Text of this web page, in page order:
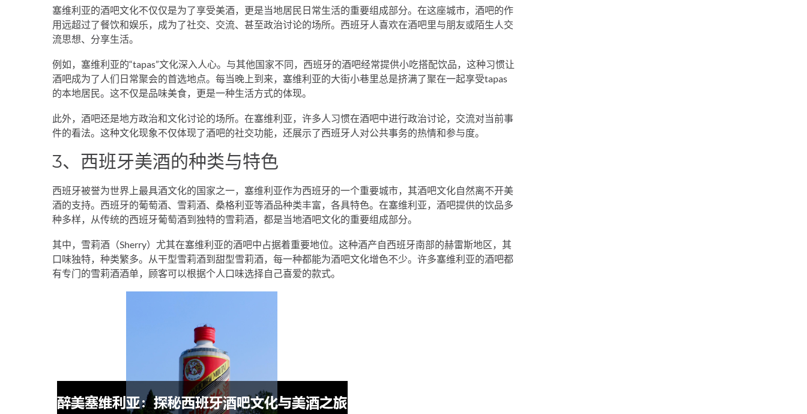
塞维利亚的酒吧文化不仅仅是为了享受美酒，更是当地居民日常生活的重要组成部分。在这座城市，酒吧的作
用远超过了餐饮和娱乐，成为了社交、交流、甚至政治讨论的场所。西班牙人喜欢在酒吧里与朋友或陌生人交
流思想、分享生活。
例如，塞维利亚的“tapas”文化深入人心。与其他国家不同，西班牙的酒吧经常提供小吃搭配饮品，这种习惯让
酒吧成为了人们日常聚会的首选地点。每当晚上到来，塞维利亚的大街小巷里总是挤满了聚在一起享受tapas
的本地居民。这不仅是品味美食，更是一种生活方式的体现。
此外，酒吧还是地方政治和文化讨论的场所。在塞维利亚，许多人习惯在酒吧中进行政治讨论，交流对当前事
件的看法。这种文化现象不仅体现了酒吧的社交功能，还展示了西班牙人对公共事务的热情和参与度。
3、西班牙美酒的种类与特色
西班牙被誉为世界上最具酒文化的国家之一，塞维利亚作为西班牙的一个重要城市，其酒吧文化自然离不开美
酒的支持。西班牙的葡萄酒、雪莉酒、桑格利亚等酒品种类丰富，各具特色。在塞维利亚，酒吧提供的饮品多
种多样，从传统的西班牙葡萄酒到独特的雪莉酒，都是当地酒吧文化的重要组成部分。
其中，雪莉酒（Sherry）尤其在塞维利亚的酒吧中占据着重要地位。这种酒产自西班牙南部的赫雷斯地区，其
口味独特，种类繁多。从干型雪莉酒到甜型雪莉酒，每一种都能为酒吧文化增色不少。许多塞维利亚的酒吧都
有专门的雪莉酒酒单，顾客可以根据个人口味选择自己喜爱的款式。